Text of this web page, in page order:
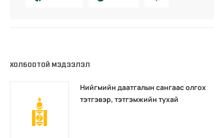
ХОЛБООТОЙ МЭДЭЭЛЭЛ
Нийгмийн даатгалын сангаас олгох
тэтгэвэр, тэтгэмжийн тухай